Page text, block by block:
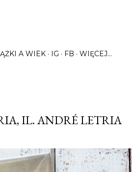
A WIEK IG FB WIĘCEJ…
IL. ANDRÉ LETRIA